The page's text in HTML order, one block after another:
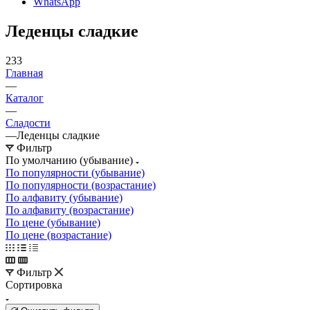
Леденцы сладкие
233
Главная
—
Каталог
—
Сладости
—Леденцы сладкие
Фильтр
По умолчанию (убывание)
По популярности (убывание)
По популярности (возрастание)
По алфавиту (убывание)
По алфавиту (возрастание)
По цене (убывание)
По цене (возрастание)
Фильтр
Сортировка